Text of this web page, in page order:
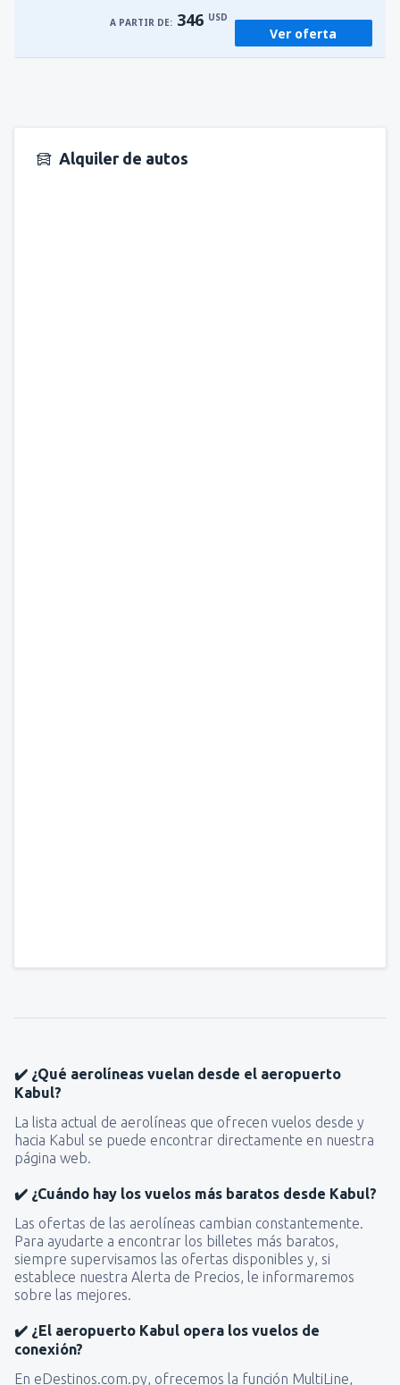
A PARTIR DE: 346 USD
Ver oferta
Alquiler de autos
✔️ ¿Qué aerolíneas vuelan desde el aeropuerto
Kabul?
La lista actual de aerolíneas que ofrecen vuelos desde y
hacia Kabul se puede encontrar directamente en nuestra
página web.
✔️ ¿Cuándo hay los vuelos más baratos desde Kabul?
Las ofertas de las aerolíneas cambian constantemente.
Para ayudarte a encontrar los billetes más baratos,
siempre supervisamos las ofertas disponibles y, si
establece nuestra Alerta de Precios, le informaremos
sobre las mejores.
✔️ ¿El aeropuerto Kabul opera los vuelos de
conexión?
En eDestinos.com.py, ofrecemos la función MultiLine,